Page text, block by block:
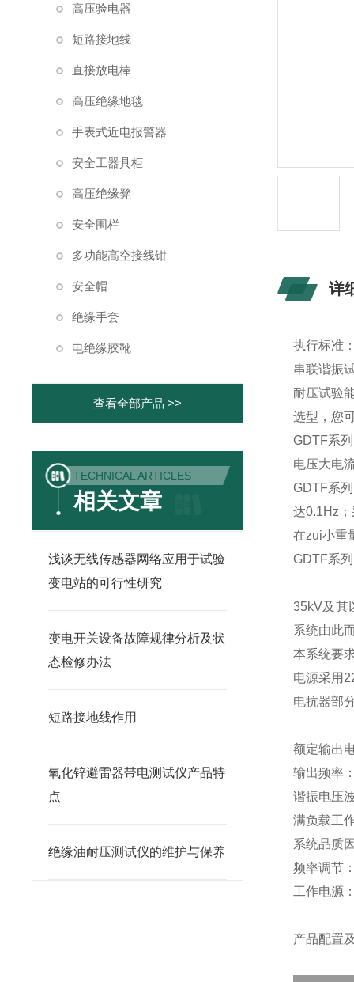
高压验电器
短路接地线
直接放电棒
高压绝缘地毯
手表式近电报警器
安全工器具柜
高压绝缘凳
安全围栏
多功能高空接线钳
安全帽
绝缘手套
电绝缘胶靴
查看全部产品 >>
TECHNICAL ARTICLES
相关文章
浅谈无线传感器网络应用于试验
变电站的可行性研究
变电开关设备故障规律分析及状
态检修办法
短路接地线作用
氧化锌避雷器带电测试仪产品特
点
绝缘油耐压测试仪的维护与保养
详
执行标准
串联谐振
耐压试验
选型，您
GDTF系
电压大电
GDTF系
达0.1Hz
在zui小重
GDTF系
35kV及其
系统由此
本系统要
电源采用
电抗器部
额定输出
输出频率
谐振电压
满负载工
系统品质
频率调节
工作电源
产品配置